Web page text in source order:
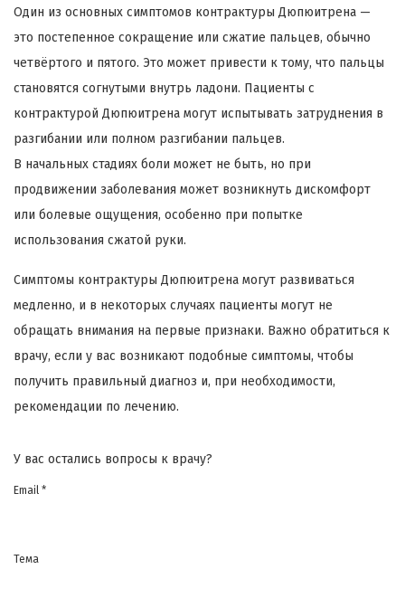
Один из основных симптомов контрактуры Дюпюитрена —
это постепенное сокращение или сжатие пальцев, обычно
четвёртого и пятого. Это может привести к тому, что пальцы
становятся согнутыми внутрь ладони. Пациенты с
контрактурой Дюпюитрена могут испытывать затруднения в
разгибании или полном разгибании пальцев.
В начальных стадиях боли может не быть, но при
продвижении заболевания может возникнуть дискомфорт
или болевые ощущения, особенно при попытке
использования сжатой руки.
Симптомы контрактуры Дюпюитрена могут развиваться
медленно, и в некоторых случаях пациенты могут не
обращать внимания на первые признаки. Важно обратиться к
врачу, если у вас возникают подобные симптомы, чтобы
получить правильный диагноз и, при необходимости,
рекомендации по лечению.
У вас остались вопросы к врачу?
Email *
Тема